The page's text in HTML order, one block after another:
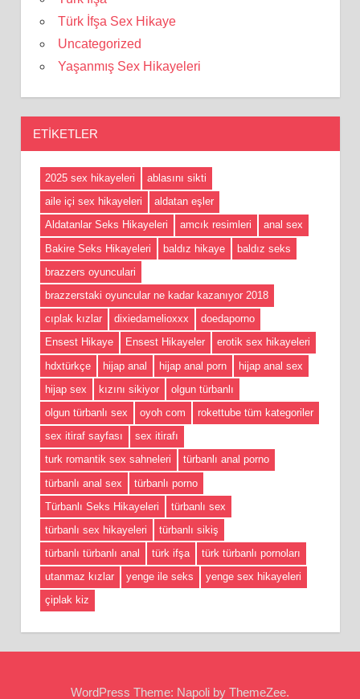
Türk İfşa Sex Hikaye
Uncategorized
Yaşanmış Sex Hikayeleri
ETIKETLER
2025 sex hikayeleri
ablasını sikti
aile içi sex hikayeleri
aldatan eşler
Aldatanlar Seks Hikayeleri
amcık resimleri
anal sex
Bakire Seks Hikayeleri
baldız hikaye
baldız seks
brazzers oyunculari
brazzerstaki oyuncular ne kadar kazanıyor 2018
cıplak kızlar
dixiedamelioxxx
doedaporno
Ensest Hikaye
Ensest Hikayeler
erotik sex hikayeleri
hdxtürkçe
hijap anal hijap anal porn
hijap anal sex
hijap sex
kızını sikiyor
olgun türbanlı
olgun türbanlı sex
oyoh com
rokettube tüm kategoriler
sex itiraf sayfası
sex itirafı
turk romantik sex sahneleri
türbanlı anal porno
türbanlı anal sex
türbanlı porno
Türbanlı Seks Hikayeleri
türbanlı sex
türbanlı sex hikayeleri
türbanlı sikiş
türbanlı türbanlı anal
türk ifşa
türk türbanlı pornoları
utanmaz kızlar
yenge ile seks
yenge sex hikayeleri
çiplak kiz
WordPress Theme: Napoli by ThemeZee.